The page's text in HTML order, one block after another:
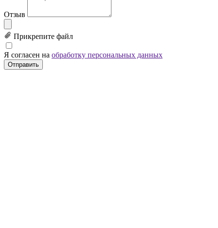
Отзыв
Прикрепите файл
Я согласен на обработку персональных данных